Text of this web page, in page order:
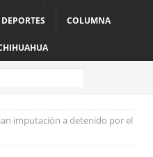
DEPORTES COLUMNA
imputación a detenido por el